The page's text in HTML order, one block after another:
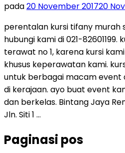
pada20 November 201720
perentalan kursi tifany murah
hubungi kami di 021-
terawat no 1, karena kursi
khusus keperawatan kami.
untuk berbagai macam event
di kerajaan. ayo buat event
dan berkelas. Bintang Jaya
Jln. Siti 1 …
Paginasi pos